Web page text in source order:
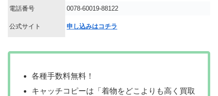
電話番号
0078-60019-88122
公式サイト 申し込みはコチラ
各種手数料無料！
キャッチコピーは「着物をどこよりも高く買取